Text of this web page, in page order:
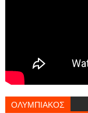
ΟΛΥΜΠΙΑΚΟΣ